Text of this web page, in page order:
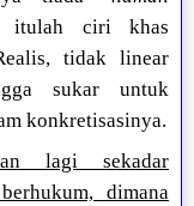
itulah ciri khas
tidak linear
sukar untuk
konkretisasinya.
lagi sekadar
dimana